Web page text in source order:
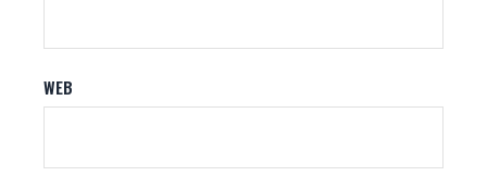
WEB